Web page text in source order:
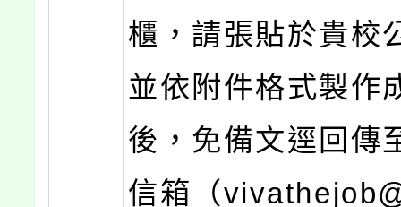
櫃，請張貼於貴校
並依附件格式製作
後，免備文逕回傳
信箱（